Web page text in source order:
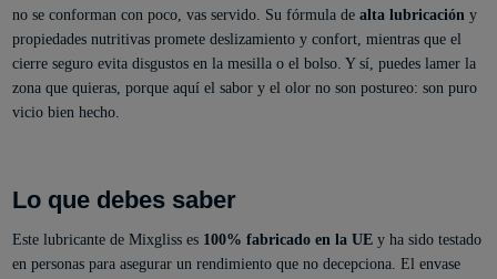
no se conforman con poco, vas servido. Su fórmula de alta lubricación y
propiedades nutritivas promete deslizamiento y confort, mientras que el
cierre seguro evita disgustos en la mesilla o el bolso. Y sí, puedes lamer la
zona que quieras, porque aquí el sabor y el olor no son postureo: son puro
vicio bien hecho.
Lo que debes saber
Este lubricante de Mixgliss es 100% fabricado en la UEy ha sido testado
en personas para asegurar un rendimiento que no decepciona. El envase